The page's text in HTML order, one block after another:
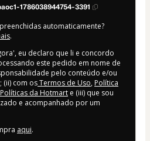
1786038944754-3391
automaticamente?
.
eu declaro que li e concordo
este pedido em nome de
pelo conteúdo e/ou
(ii) com osTermos de Uso, Política
da Hotmart e (iii) que sou
e acompanhado por um
aqui.